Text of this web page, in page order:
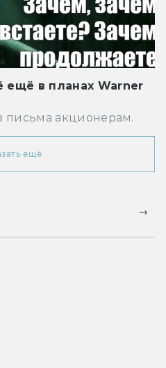
ещё в планах Warner
письма акционерам.
ещё